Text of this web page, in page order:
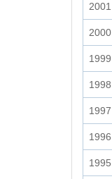
2001
2000
1999
1998
1997
1996
1995